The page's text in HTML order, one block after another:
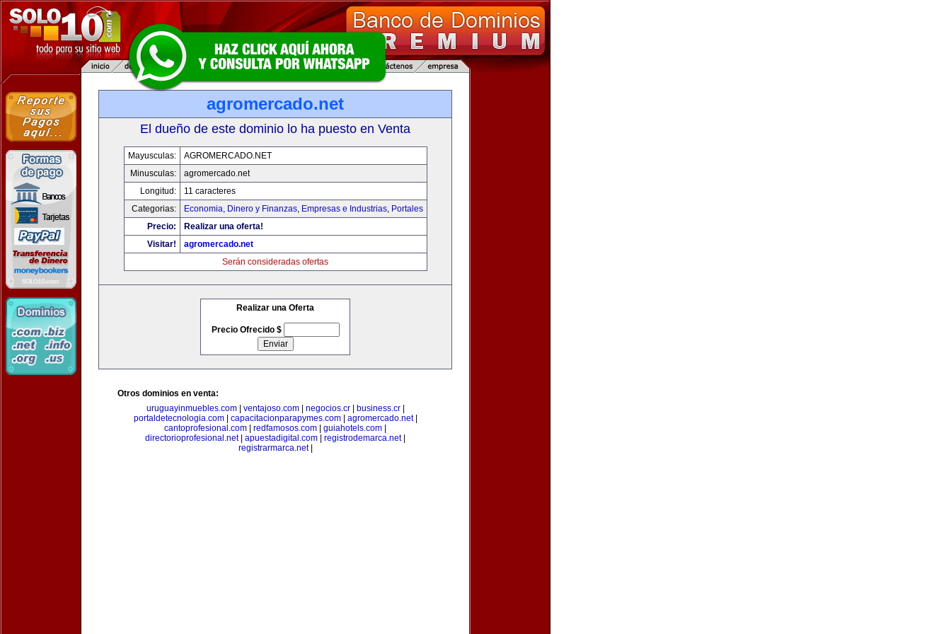
agromercado.net
El dueño de este dominio lo ha puesto en Venta
Mayusculas:
AGROMERCADO.NET
Minusculas:
agromercado.net
Longitud:
11 caracteres
Categorias:
Economia, Dinero y Finanzas, Empresas e Industrias, Portales
Precio:
Realizar una oferta!
Visitar!
agromercado.net
Serán consideradas ofertas
Realizar una Oferta
Precio Ofrecido $
Otros dominios en venta:
uruguayinmuebles.com| ventajoso.com| negocios.cr| business.cr|
portaldetecnologia.com| capacitacionparapymes.com| agromercado.net|
cantoprofesional.com
redfamosos.com guiahotels.com
directorioprofesional.net| apuestadigital.com registrodemarca.net|
registrarmarca.net|